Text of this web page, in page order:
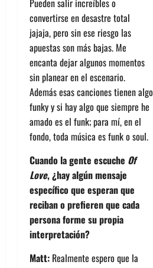
convertirse en desastre total
jajaja, pero sin ese riesgo las
apuestas son más bajas. Me
encanta dejar algunos momentos
sin planear en el escenario.
Además esas canciones tienen algo
funky y si hay algo que siempre he
amado es el funk; para mí, en el
fondo, toda música es funk o soul.
Cuando la gente escuche Of
Love, ¿hay algún mensaje
específico que esperan que
reciban o prefieren que cada
persona forme su propia
interpretación?
Matt: Realmente espero que la